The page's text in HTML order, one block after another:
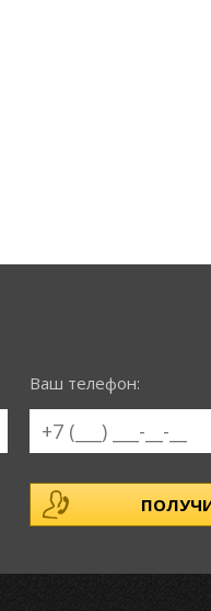
Ваш телефон: